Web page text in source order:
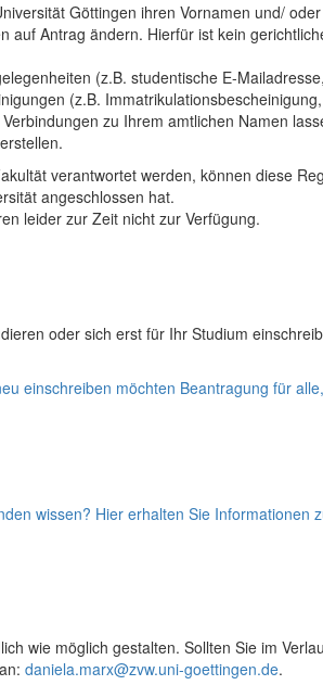
Göttingen ihren Vornamen und/
auf Antrag ändern. Hierfür ist kein
(z.B. studentische E-
(z.B.
zu Ihrem amtlichen Namen
verantwortet werden, können diese
angeschlossen hat.
leider zur Zeit nicht zur Verfügung.
oder sich erst für Ihr Studium
einschreiben möchten Beantragung für
wissen? Hier erhalten Sie Informationen
wie möglich gestalten. Sollten Sie im
daniela.marx@zvw.uni-goettingen.de.